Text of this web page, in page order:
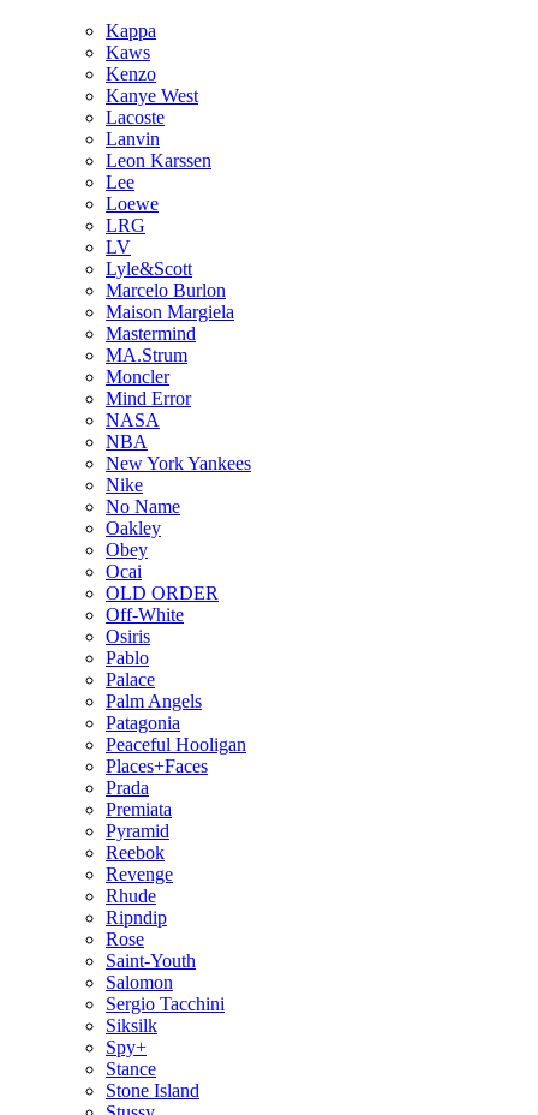
Kappa
Kaws
Kenzo
Kanye West
Lacoste
Lanvin
Leon Karssen
Lee
Loewe
LRG
LV
Lyle&Scott
Marcelo Burlon
Maison Margiela
Mastermind
MA.Strum
Moncler
Mind Error
NASA
NBA
New York Yankees
Nike
No Name
Oakley
Obey
Ocai
OLD ORDER
Off-White
Osiris
Pablo
Palace
Palm Angels
Patagonia
Peaceful Hooligan
Places+Faces
Prada
Premiata
Pyramid
Reebok
Revenge
Rhude
Ripndip
Rose
Saint-Youth
Salomon
Sergio Tacchini
Siksilk
Spy+
Stance
Stone Island